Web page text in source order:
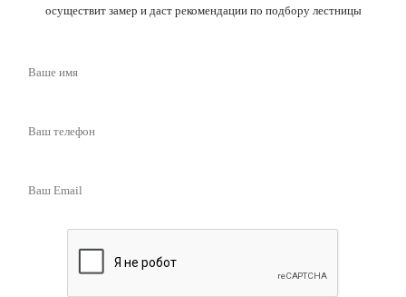
осуществит замер и даст рекомендации по подбору лестницы